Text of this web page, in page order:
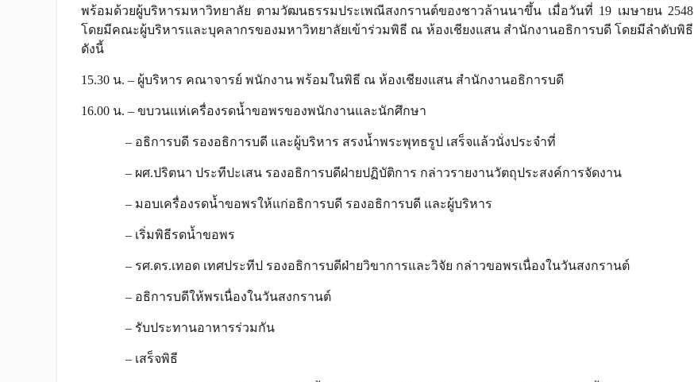
พร้อมด้วยผู้บริหารมหาวิทยาลัย ตามวัฒนธรรมประเพณีสงกรานต์ของชาวล้านนาขึ้น เมื่อวันที่ 19 เมษายน 2548
โดยมีคณะผู้บริหารและบุคลากรของมหาวิทยาลัยเข้าร่วมพิธี ณ ห้องเชียงแสน สำนักงานอธิการบดี โดยมีลำดับพิธี
ดังนี้
15.30 น. – ผู้บริหาร คณาจารย์ พนักงาน พร้อมในพิธี ณ ห้องเชียงแสน สำนักงานอธิการบดี
16.00 น. – ขบวนแห่เครื่องรดน้ำขอพรของพนักงานและนักศึกษา
– อธิการบดี รองอธิการบดี และผู้บริหาร สรงน้ำพระพุทธรูป เสร็จแล้วนั่งประจำที่
– ผศ.ปริตนา ประทีปะเสน รองอธิการบดีฝ่ายปฏิบัติการ กล่าวรายงานวัตถุประสงค์การจัดงาน
– มอบเครื่องรดน้ำขอพรให้แก่อธิการบดี รองอธิการบดี และผู้บริหาร
– เริ่มพิธีรดน้ำขอพร
– รศ.ดร.เทอด เทศประทีป รองอธิการบดีฝ่ายวิขาการและวิจัย กล่าวขอพรเนื่องในวันสงกรานต์
– อธิการบดีให้พรเนื่องในวันสงกรานต์
– รับประทานอาหารร่วมกัน
– เสร็จพิธี